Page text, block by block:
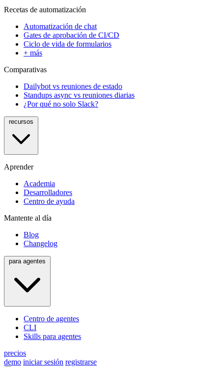
Recetas de automatización
Automatización de chat
Gates de aprobación de CI/CD
Ciclo de vida de formularios
+ más
Comparativas
Dailybot vs reuniones de estado
Standups async vs reuniones diarias
¿Por qué no solo Slack?
Aprender
Academia
Desarrolladores
Centro de ayuda
Mantente al día
Blog
Changelog
Centro de agentes
CLI
Skills para agentes
precios
demo iniciar sesión registrarse